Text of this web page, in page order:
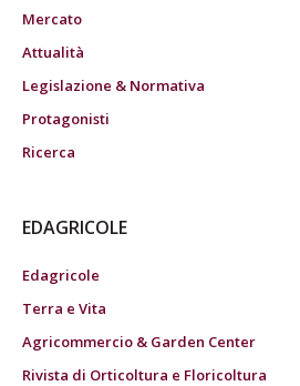
Mercato
Attualità
Legislazione & Normativa
Protagonisti
Ricerca
EDAGRICOLE
Edagricole
Terra e Vita
Agricommercio & Garden Center
Rivista di Orticoltura e Floricoltura